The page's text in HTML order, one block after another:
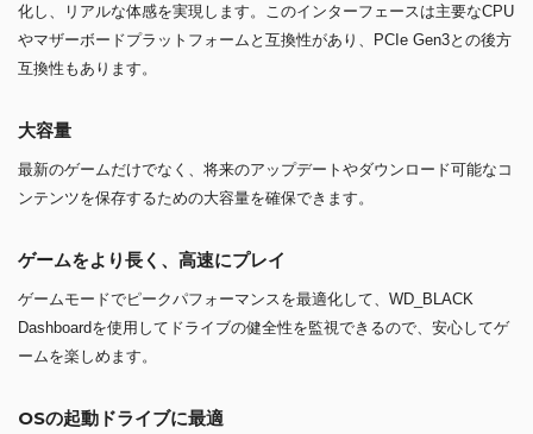
化し、リアルな体感を実現します。このインターフェースは主要なCPU
やマザーボードプラットフォームと互換性があり、PCIe Gen3との後方
互換性もあります。
大容量
最新のゲームだけでなく、将来のアップデートやダウンロード可能なコ
ンテンツを保存するための大容量を確保できます。
ゲームをより長く、高速にプレイ
ゲームモードでピークパフォーマンスを最適化して、WD_BLACK
Dashboardを使用してドライブの健全性を監視できるので、安心してゲ
ームを楽しめます。
OSの起動ドライブに最適